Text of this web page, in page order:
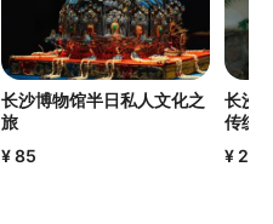
长沙博物馆半日私人文化之
旅
¥ 85
长沙
传统
¥ 205